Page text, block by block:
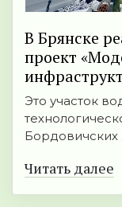
В Брянске
проект
Это участок
Бордовичских
Читать далее